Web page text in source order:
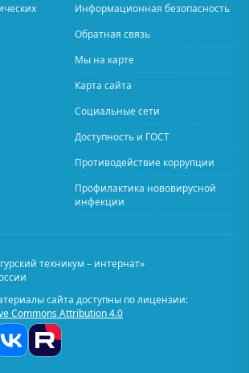
Информационная безопасность
Обратная связь
Мы на карте
Карта сайта
Социальные сети
Доступность и ГОСТ
Противодействие коррупции
Профилактика нововирусной
инфекции
техникум – интернат»
сайта доступны по лицензии:
Commons Attribution 4.0